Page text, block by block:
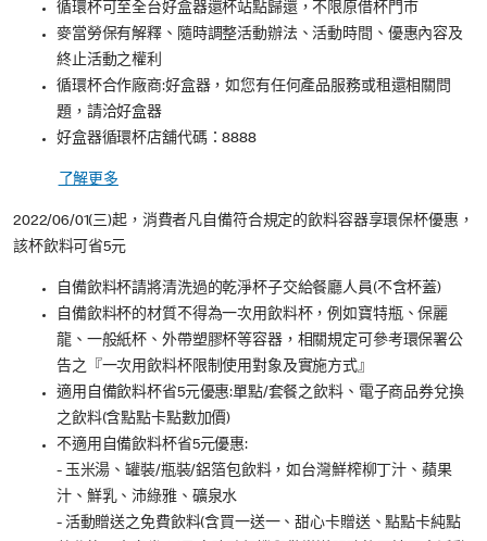
循環杯可至全台好盒器還杯站點歸還，不限原借杯門市
麥當勞保有解釋、隨時調整活動辦法、活動時間、優惠內容及
終止活動之權利
循環杯合作廠商:好盒器，如您有任何產品服務或租還相關問
題，請洽好盒器
好盒器循環杯店舖代碼：8888
了解更多
2022/06/01(三)起，消費者凡自備符合規定的飲料容器享環保杯優惠，
該杯飲料可省5元
自備飲料杯請將清洗過的乾淨杯子交給餐廳人員(不含杯蓋)
自備飲料杯的材質不得為一次用飲料杯，例如寶特瓶、保麗
龍、一般紙杯、外帶塑膠杯等容器，相關規定可參考環保署公
告之『一次用飲料杯限制使用對象及實施方式』
適用自備飲料杯省5元優惠:單點/套餐之飲料、電子商品券兌換
之飲料(含點點卡點數加價)
不適用自備飲料杯省5元優惠:
- 玉米湯、罐裝/瓶裝/鋁箔包飲料，如台灣鮮榨柳丁汁、蘋果
汁、鮮乳、沛綠雅、礦泉水
- 活動贈送之免費飲料(含買一送一、甜心卡贈送、點點卡純點